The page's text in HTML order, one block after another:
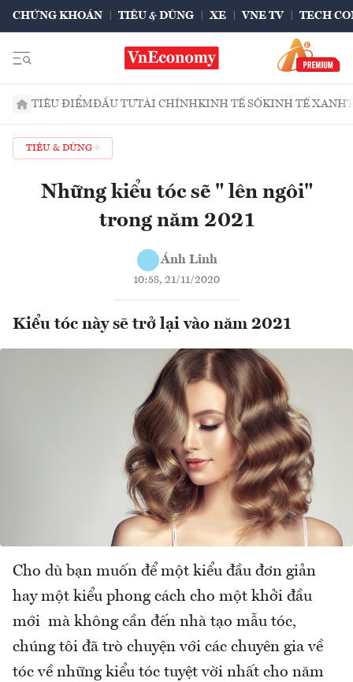
CHỨNG KHOÁN TIÊU & DÙNG XE VNE TV TECH
TIÊU ĐIỂMĐẦU TƯTÀI CHÍNHKINH TẾ SỐKINH TẾ XANH
TIÊU & DÙNG
Những kiểu tóc sẽ " lên ngôi"
trong năm 2021
Ánh Linh
10:58, 21/11/2020
Kiểu tóc này sẽ trở lại vào năm 2021
Cho dù bạn muốn để một kiểu đầu đơn giản
hay một kiểu phong cách cho một khởi đầu
mới mà không cần đến nhà tạo mẫu tóc,
chúng tôi đã trò chuyện với các chuyên gia về
tóc về những kiểu tóc tuyệt vời nhất cho năm